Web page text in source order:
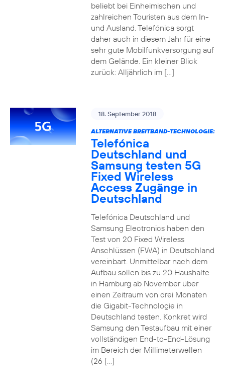
beliebt bei Einheimischen und
zahlreichen Touristen aus dem In-
und Ausland. Telefónica sorgt
daher auch in diesem Jahr für eine
sehr gute Mobilfunkversorgung auf
dem Gelände. Ein kleiner Blick
zurück: Alljährlich im […]
18. September 2018
ALTERNATIVE BREITBAND-TECHNOLOGIE:
Telefónica
Deutschland und
Samsung testen 5G
Fixed Wireless
Access Zugänge in
Deutschland
Telefónica Deutschland und
Samsung Electronics haben den
Test von 20 Fixed Wireless
Anschlüssen (FWA) in Deutschland
vereinbart. Unmittelbar nach dem
Aufbau sollen bis zu 20 Haushalte
in Hamburg ab November über
einen Zeitraum von drei Monaten
die Gigabit-Technologie in
Deutschland testen. Konkret wird
Samsung den Testaufbau mit einer
vollständigen End-to-End-Lösung
im Bereich der Millimeterwellen
(26 […]